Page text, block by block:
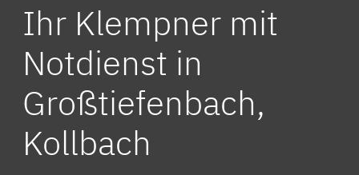
Ihr Klempner mit
Notdienst in
Großtiefenbach,
Kollbach